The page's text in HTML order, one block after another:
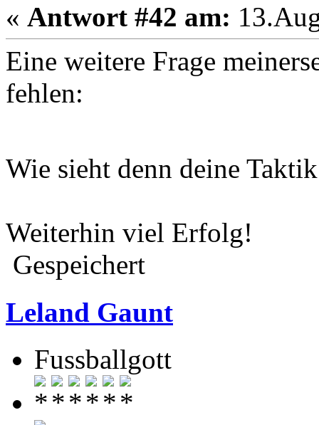
« Antwort #42 am:
Eine weitere Frage
fehlen:
Wie sieht denn deine
Weiterhin viel Erfolg!
Gespeichert
Leland Gaunt
Fussballgott